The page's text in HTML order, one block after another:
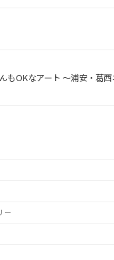
もOKなアート ～浦安・葛
ー